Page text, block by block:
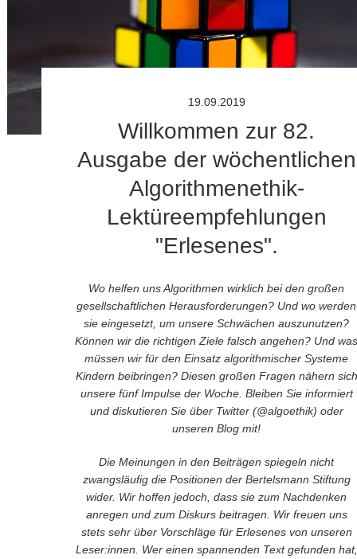
19.09.2019
Willkommen zur 82.
Ausgabe der wöchentlichen
Algorithmenethik-
Lektüreempfehlungen
"Erlesenes".
Wo helfen uns Algorithmen wirklich bei den großen
gesellschaftlichen Herausforderungen? Und wo werden
sie eingesetzt, um unsere Schwächen auszunutzen?
Können wir die richtigen Ziele falsch angehen? Und was
müssen wir für den Einsatz algorithmischer Systeme
Kindern beibringen? Diesen großen Fragen nähern sich
unsere fünf Impulse der Woche. Bleiben Sie informiert
und diskutieren Sie über Twitter (@algoethik) oder
unseren Blog mit!
Die Meinungen in den Beiträgen spiegeln nicht
zwangsläufig die Positionen der Bertelsmann Stiftung
wider. Wir hoffen jedoch, dass sie zum Nachdenken
anregen und zum Diskurs beitragen. Wir freuen uns
stets sehr über Vorschläge für Erlesenes von unseren
Leser:innen. Wer einen spannenden Text gefunden hat,